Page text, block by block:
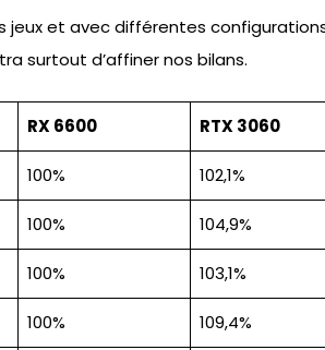
et avec différentes
surtout d’affiner nos bilans.
RX 6600 RTX 3060
100% 102,1%
100% 104,9%
100% 103,1%
100% 109,4%